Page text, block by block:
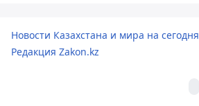
Новости Казахстана и мира на сегодня
Редакция Zakon.kz